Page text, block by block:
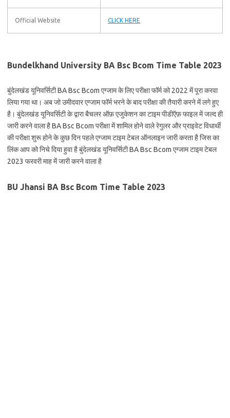
Official Website CLICK HERE
Bundelkhand University BA Bsc Bcom Time Table 2023
बुंदेलखंड यूनिवर्सिटी BA Bsc Bcom एग्जाम के लिए परीक्षा फॉर्म को 2022 में पूरा करवा
लिया गया था। अब जो उमीदवार एग्जाम फॉर्म भरने के बाद परीक्षा की तैयारी करने में लगे हुए
है। बुंदेलखंड यूनिवर्सिटी के द्वारा बैचलर ऑफ़ एजुकेशन का टाइम पीडीऍफ़ फाइल में जल्द ही
जारी करने वाला है BA Bsc Bcom परीक्षा में शामिल होने वाले रेगुलर और प्राइवेट विधार्थी
की परीक्षा शुरू होने के कुछ दिन पहले एग्जाम टाइम टेबल ऑनलाइन जारी करता है जिस का
लिंक आप को निचे दिया हुवा है बुंदेलखंड यूनिवर्सिटी BA Bsc Bcom एग्जाम टाइम टेबल
2023 फरवरी माह में जारी करने वाला है
BU Jhansi BA Bsc Bcom Time Table 2023